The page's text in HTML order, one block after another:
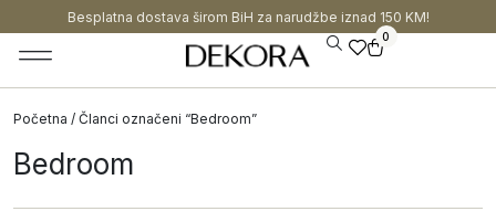
Besplatna dostava širom BiH za narudžbe iznad 150 KM!
0
Početna / Članci označeni “Bedroom”
Bedroom